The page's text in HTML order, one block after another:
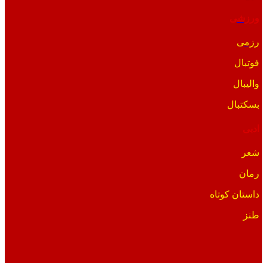
ورزشی
رزمی
فوتبال
والیبال
بسکتبال
ادبی
شعر
رمان
داستان کوتاه
طنز